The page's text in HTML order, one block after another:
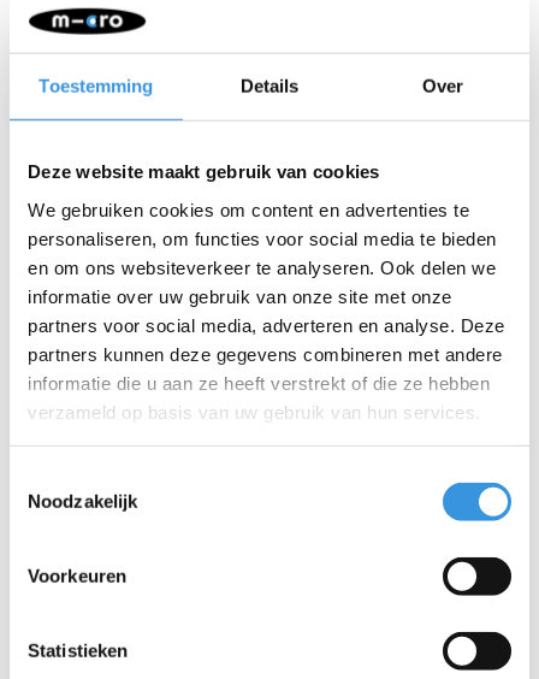
Toestemming Details Over
Deze website maakt gebruik van cookies
We gebruiken cookies om content en advertenties te
personaliseren, om functies voor social media te bieden
en om ons websiteverkeer te analyseren. Ook delen we
informatie over uw gebruik van onze site met onze
partners voor social media, adverteren en analyse. Deze
partners kunnen deze gegevens combineren met andere
informatie die u aan ze heeft verstrekt of die ze hebben
verzameld op basis van uw gebruik van hun services.
Noodzakelijk
Voorkeuren
Statistieken
het achter de lus haakt.
Vervolgens maak je een knoopje in het elastiek (of
Iets extra's erbij?
Micro Step handvatten
Rubber handvatten